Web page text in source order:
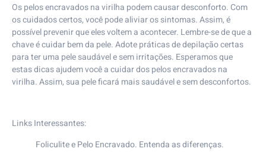
Os pelos encravados na virilha podem causar desconforto. Com
os cuidados certos, você pode aliviar os sintomas. Assim, é
possível prevenir que eles voltem a acontecer. Lembre-se de que a
chave é cuidar bem da pele. Adote práticas de depilação certas
para ter uma pele saudável e sem irritações. Esperamos que
estas dicas ajudem você a cuidar dos pelos encravados na
virilha. Assim, sua pele ficará mais saudável e sem desconfortos.
Links Interessantes:
Foliculite e Pelo Encravado. Entenda as diferenças.